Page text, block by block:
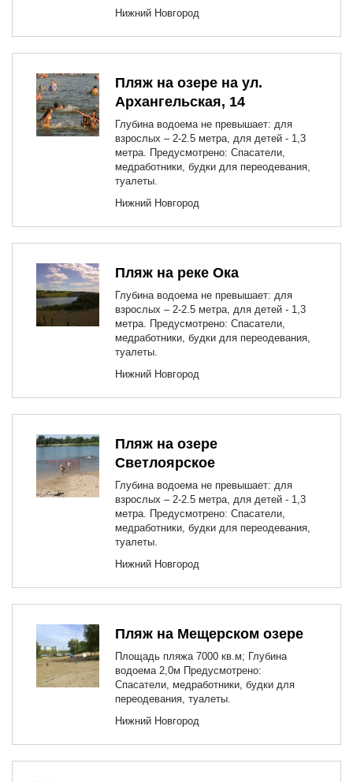
Нижний Новгород
Пляж на озере на ул.
Архангельская, 14
Глубина водоема не превышает: для
взрослых – 2-2.5 метра, для детей - 1,3
метра. Предусмотрено: Спасатели,
медработники, будки для переодевания,
туалеты.
Нижний Новгород
Пляж на реке Ока
Глубина водоема не превышает: для
взрослых – 2-2.5 метра, для детей - 1,3
метра. Предусмотрено: Спасатели,
медработники, будки для переодевания,
туалеты.
Нижний Новгород
Пляж на озере
Светлоярское
Глубина водоема не превышает: для
взрослых – 2-2.5 метра, для детей - 1,3
метра. Предусмотрено: Спасатели,
медработники, будки для переодевания,
туалеты.
Нижний Новгород
Пляж на Мещерском озере
Площадь пляжа 7000 кв.м; Глубина
водоема 2,0м Предусмотрено:
Спасатели, медработники, будки для
переодевания, туалеты.
Нижний Новгород